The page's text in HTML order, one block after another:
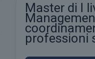
Master di I
professioni